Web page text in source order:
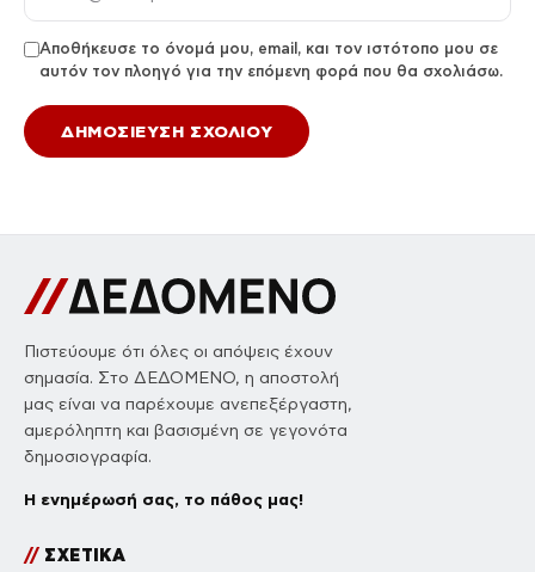
Αποθήκευσε το όνομά μου, email, και τον ιστότοπο μου σε
αυτόν τον πλοηγό για την επόμενη φορά που θα σχολιάσω.
Πιστεύουμε ότι όλες οι απόψεις έχουν
σημασία. Στο ΔΕΔΟΜΕΝΟ, η αποστολή
μας είναι να παρέχουμε ανεπεξέργαστη,
αμερόληπτη και βασισμένη σε γεγονότα
δημοσιογραφία.
Η ενημέρωσή σας, το πάθος μας!
//ΣΧΕΤΙΚΑ